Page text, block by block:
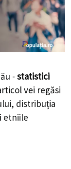
- statistici
vei regăsi
distribuția
etniile